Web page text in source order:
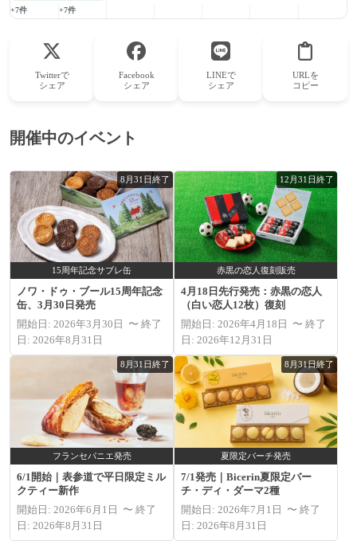
+7件
+7件
Twitterで
シェア
Facebook
シェア
LINEで
シェア
URLを
コピー
開催中のイベント
8月31日終了
15周年記念サブレ缶
ノワ・ドゥ・ブール15周年記念
缶、3月30日発売
開始日: 2026年3月30日 〜 終了
日: 2026年8月31日
12月31日終了
赤黒の恋人復刻販売
4月18日先行発売：赤黒の恋人
（白い恋人12枚）復刻
開始日: 2026年4月18日 〜 終了
日: 2026年12月31日
8月31日終了
フランセパニエ発売
6/1開始｜表参道で平日限定ミル
クティー新作
開始日: 2026年6月1日 〜 終了
日: 2026年8月31日
8月31日終了
夏限定バーチ発売
7/1発売｜Bicerin夏限定バー
チ・ディ・ダーマ2種
開始日: 2026年7月1日 〜 終了
日: 2026年8月31日